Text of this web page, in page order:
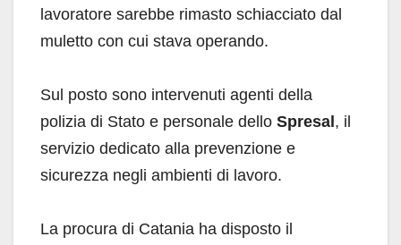
lavoratore sarebbe rimasto schiacciato dal
muletto con cui stava operando.
Sul posto sono intervenuti agenti della
polizia di Stato e personale dello Spresal, il
servizio dedicato alla prevenzione e
sicurezza negli ambienti di lavoro.
La procura di Catania ha disposto il